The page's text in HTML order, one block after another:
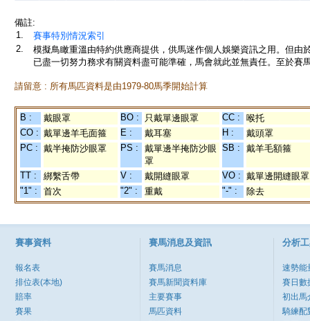
備註:
1.
賽事特別情況索引
2.
模擬鳥瞰重溫由特約供應商提供，供馬迷作個人娛樂資訊之用。但
已盡一切努力務求有關資料盡可能準確，馬會就此並無責任。至於賽
請留意 : 所有馬匹資料是由1979-80馬季開始計算
B : 戴眼罩 BO : 只戴單邊眼罩 CC :
喉托
CO : 戴單邊羊毛面箍 E : 戴耳塞 H :
戴頭罩
PC : 戴半掩防沙眼罩 PS :
戴單邊半掩防沙眼
罩
SB : 戴羊毛額箍
TT : 綁繫舌帶 V : 戴開縫眼罩 VO : 戴單邊開縫眼罩
"1" :
首次 "2" : 重戴 "-" : 除去
賽事資料
報名表
排位表(本地)
賠率
賽果
賽馬消息及資訊
賽馬消息
賽馬新聞資料庫
主要賽事
馬匹資料
分析
速勢能
賽日數
初出馬
騎練配